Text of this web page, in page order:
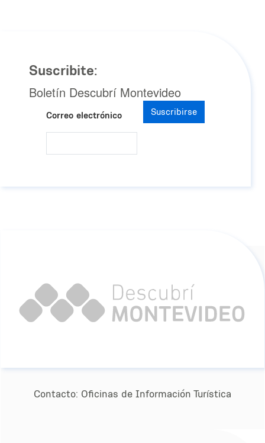
Suscribite:
Boletín Descubrí Montevideo
Correo electrónico Suscribirse
Contacto: Oﬁcinas de Información Turística